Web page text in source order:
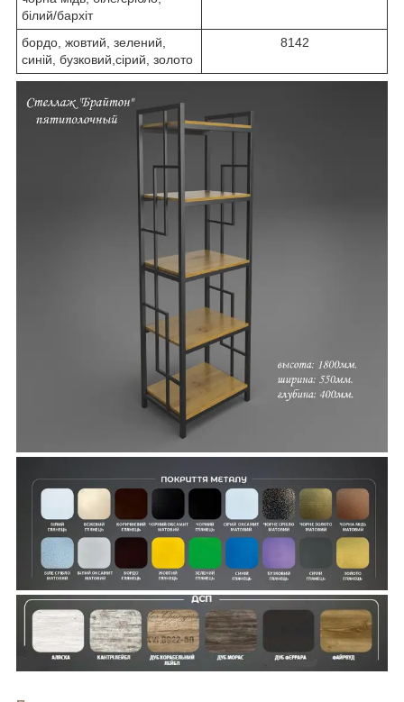
білий/бархіт
бордо, жовтий, зелений,
синій, бузковий,сірий, золото
8142